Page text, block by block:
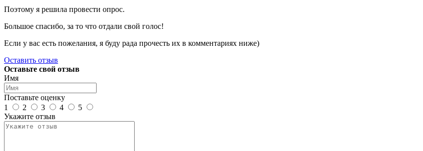
Поэтому я решила провести опрос.
Большое спасибо, за то что отдали свой голос!
Если у вас есть пожелания, я буду рада прочесть их в комментариях ниже)
Оставить отзыв
Оставьте свой отзыв
Имя
Поставьте оценку
1
2 3 4
5
Укажите отзыв